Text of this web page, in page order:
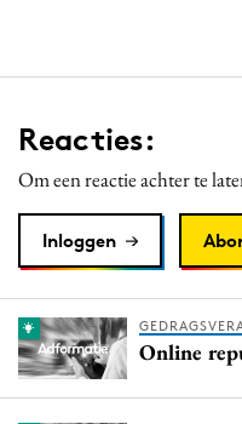
Reacties:
Om een reactie achter te
Inloggen
Online